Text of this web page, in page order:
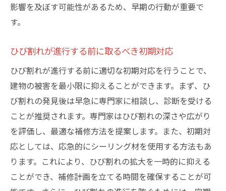
影響を及ぼす可能性があるため、早期の行動が重要で
す。
ひび割れが進行する前に取るべき初期対応
ひび割れが進行する前に適切な初期対応を行うことで、
建物の被害を最小限に抑えることができます。まず、ひ
び割れの発見後は早急に専門家に相談し、診断を受ける
ことが推奨されます。専門家はひび割れの深さや広がり
を評価し、最適な補修方法を提案します。また、初期対
応としては、応急的にシーリング材を使用する方法もあ
ります。これにより、ひび割れの拡大を一時的に抑える
ことができ、補修計画を立てる時間を確保することが可